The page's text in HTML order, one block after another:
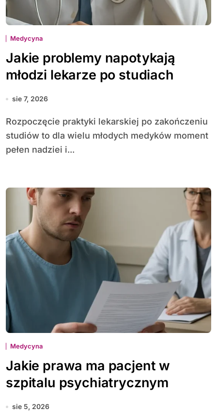
Medycyna
Jakie problemy napotykają
młodzi lekarze po studiach
sie 7, 2026
Rozpoczęcie praktyki lekarskiej po zakończeniu
studiów to dla wielu młodych medyków moment
pełen nadziei i...
Medycyna
Jakie prawa ma pacjent w
szpitalu psychiatrycznym
sie 5, 2026